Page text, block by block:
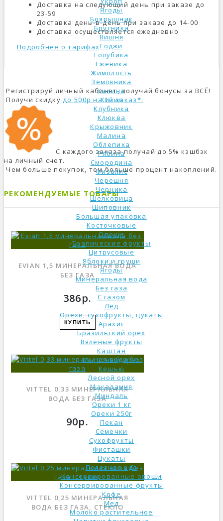
Ягоды
Боярышник
Брусника
Вишня
Годжи
Голубика
Ежевика
Жимолость
Земляника
Калина
Кизил
Клубника
Клюква
Крыжовник
Малина
Облепиха
Рябина
Смородина
Физалис
Черешня
Черника
Шелковица
Шиповник
Большая упаковка
Косточковые
Овощи
Тропические фрукты
Цитрусовые
Яблоки и груши
Ягоды
Минеральная вода
Без газа
С газом
Лёд
Орехи, сухофрукты, цукаты
Арахис
Бразильский орех
Вяленые фрукты
Каштан
Кедровый орех
Кешью
Лесной орех
Макадамия
Миндаль
Орехи 1 кг
Орехи 250г
Пекан
Семечки
Сухофрукты
Фисташки
Цукаты
Полезная еда
Консервированные овощи
Консервированные фрукты
Кофе
Мед
Молоко растительное
Доставка на следующий день при заказе до
23-59
Доставка день-в-день при заказе до 14-00
Доставка осуществляется ежедневно
Подробнее о тарифах
Регистрируй личный кабинет, получай бонусы за ВСЁ!
Получи скидкудо 500р на 1й заказ*.
С каждого заказа получай до 5% кэшбэк
на личный счет.
Чем больше покупок, тем больше процент накоплений.
РЕКОМЕНДУЕМЫЕ ТОВАРЫ
EVIAN 1,5 МИНЕРАЛЬНАЯ ВОДА
БЕЗ ГАЗА
386р.
КУПИТЬ
VITTEL 0,33 МИНЕРАЛЬНАЯ
ВОДА БЕЗ ГАЗА
90р.
VITTEL 0,25 МИНЕРАЛЬНАЯ
ВОДА БЕЗ ГАЗА, СТЕКЛО